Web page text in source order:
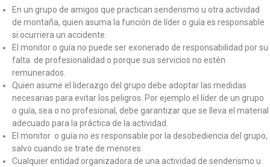
En un grupo de amigos que practican senderismo u otra actividad
de montaña, quien asuma la función de líder o guía es responsable
si ocurriera un accidente.
El monitor o guía no puede ser exonerado de responsabilidad por su
falta de profesionalidad o porque sus servicios no estén
remunerados.
Quien asume el liderazgo del grupo debe adoptar las medidas
necesarias para evitar los peligros. Por ejemplo el líder de un grupo
o guía, sea o no profesional, debe garantizar que se lleva el material
adecuado para la práctica de la actividad.
El monitor o guía no es responsable por la desobediencia del grupo,
salvo cuando se trate de menores.
Cualquier entidad organizadora de una actividad de senderismo u